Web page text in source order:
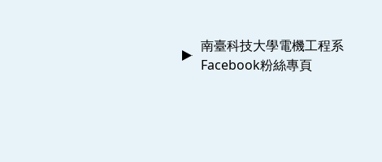
南臺科技大學電機工程系
Facebook粉絲專頁